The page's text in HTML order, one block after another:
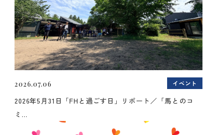
2026.07.06 イベント
2026年5月31日「FHと過ごす日」リポート／「馬とのコ
ミ...